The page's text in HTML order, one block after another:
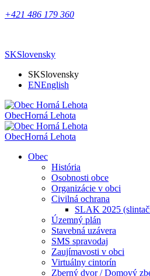
+421 486 179 360
SKSlovensky
SKSlovensky
ENEnglish
ObecHorná Lehota
ObecHorná Lehota
Obec
História
Osobnosti obce
Organizácie v obci
Civilná ochrana
SLAK 2025
Územný plán
Stavebná uzávera
SMS spravodaj
Zaujímavosti v obci
Virtuálny cintorín
Zberný dvor / Domový